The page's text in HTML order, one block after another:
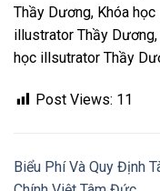
Thầy Dương, Khóa
illustrator Thầy
học illsutrator Thầy
Post Views: 11
Biểu Phí Và Quy Định